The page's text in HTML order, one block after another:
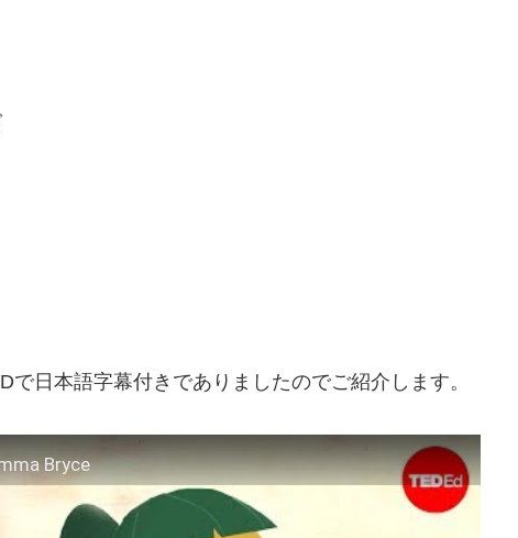
で日本語字幕付きでありましたのでご紹介します。
Bryce